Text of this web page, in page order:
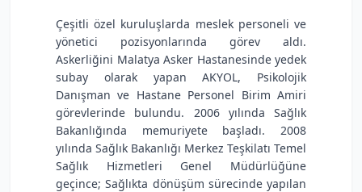
Çeşitli özel kuruluşlarda meslek personeli ve
yönetici pozisyonlarında görev aldı.
Askerliğini Malatya Asker Hastanesinde yedek
subay olarak yapan AKYOL, Psikolojik
Danışman ve Hastane Personel Birim Amiri
görevlerinde bulundu. 2006 yılında Sağlık
Bakanlığında memuriyete başladı. 2008
yılında Sağlık Bakanlığı Merkez Teşkilatı Temel
Sağlık Hizmetleri Genel Müdürlüğüne
geçince; Sağlıkta dönüşüm sürecinde yapılan